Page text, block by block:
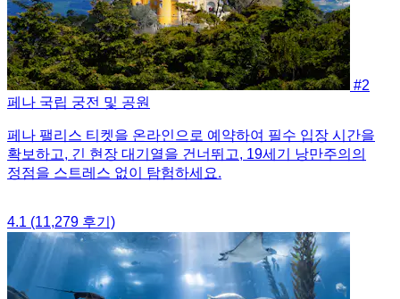
#2
페나 국립 궁전 및 공원
페나 팰리스 티켓을 온라인으로 예약하여 필수 입장 시간을
확보하고, 긴 현장 대기열을 건너뛰고, 19세기 낭만주의의
정점을 스트레스 없이 탐험하세요.
4.1 (11,279 후기)